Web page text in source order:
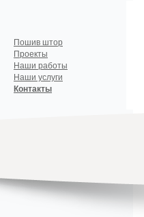
Пошив штор
Проекты
Наши работы
Наши услуги
Контакты